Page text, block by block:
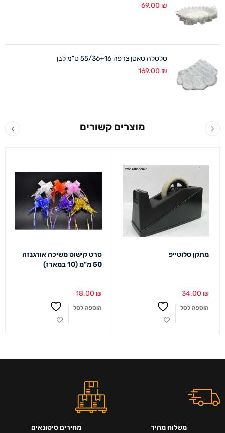
69.00 ₪
סלסלה סאטן צדפה 55/36+16 ס"מ לבן
169.00 ₪
מוצרים קשורים
מתקן סלוטייפ
34.00 ₪
הוספה לסל
סרט קישוט משיכה אורגנזה
50 מ"מ (10 במארז)
18.00 ₪
הוספה לסל
משלוח מהיר
מחירים סיטונאים